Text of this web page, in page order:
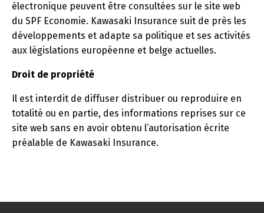
électronique peuvent être consultées sur le site web
du SPF Economie. Kawasaki Insurance suit de près les
développements et adapte sa politique et ses activités
aux législations européenne et belge actuelles.
Droit de propriété
Il est interdit de diffuser distribuer ou reproduire en
totalité ou en partie, des informations reprises sur ce
site web sans en avoir obtenu l’autorisation écrite
préalable de Kawasaki Insurance.